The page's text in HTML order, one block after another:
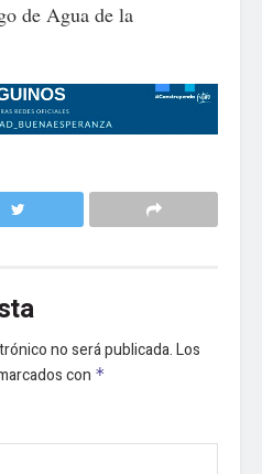
de Agua de la
no será publicada.Los
con *